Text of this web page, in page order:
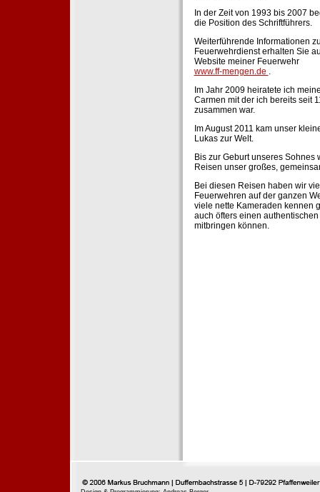
In der Zeit von 1993 bis 2007
die Position des Schriftführers.
Weiterführende Informationen
Feuerwehrdienst erhalten Sie
Website meiner Feuerwehr
www.ff-mengen.de .
Im Jahr 2009 heiratete ich
Carmen mit der ich bereits seit
zusammen war.
Im August 2011 kam unser
Lukas zur Welt.
Bis zur Geburt unseres Sohnes
Reisen unser großes,
Bei diesen Reisen haben wir
Feuerwehren auf der ganzen
viele nette Kameraden kennen
auch öfters einen
mitbringen können.